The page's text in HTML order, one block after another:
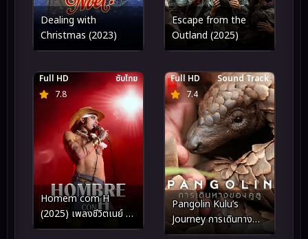
Dealing with
Christmas (2023)
Escape from the
Outland (2025)
7.8
Full HD ซับไทย
Homem com H
(2025) เพลงชีวิตเนย์ มา
โตกรอสโซ
7.4
Full HD Sound Track
Pangolin Kulu’s
Journey การเดินทาง
ของคูลู (2025)